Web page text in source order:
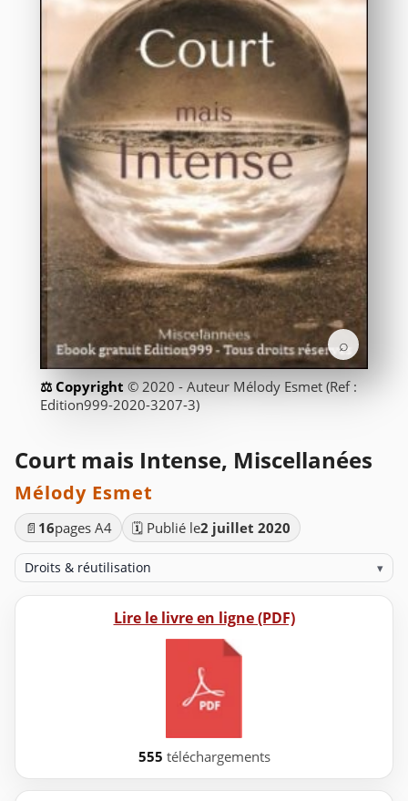
⌕
© 2020 - Auteur Mélody Esmet (Ref :
Edition999-2020-3207-3)
Court mais Intense, Miscellanées
Mélody Esmet
📄 16pages A4 🗓️ Publié le2 juillet 2020
Droits & réutilisation ▾
Lire le livre en ligne (PDF)
555 téléchargements